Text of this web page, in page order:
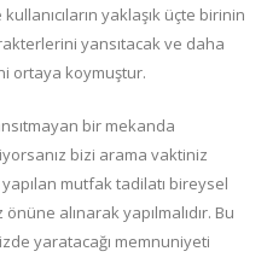
yaklaşık üçte birinin
yansıtacak ve daha
ortaya koymuştur.
bir mekanda
bizi arama vaktiniz
mutfak tadilatı bireysel
alınarak yapılmalıdır. Bu
yaratacağı memnuniyeti